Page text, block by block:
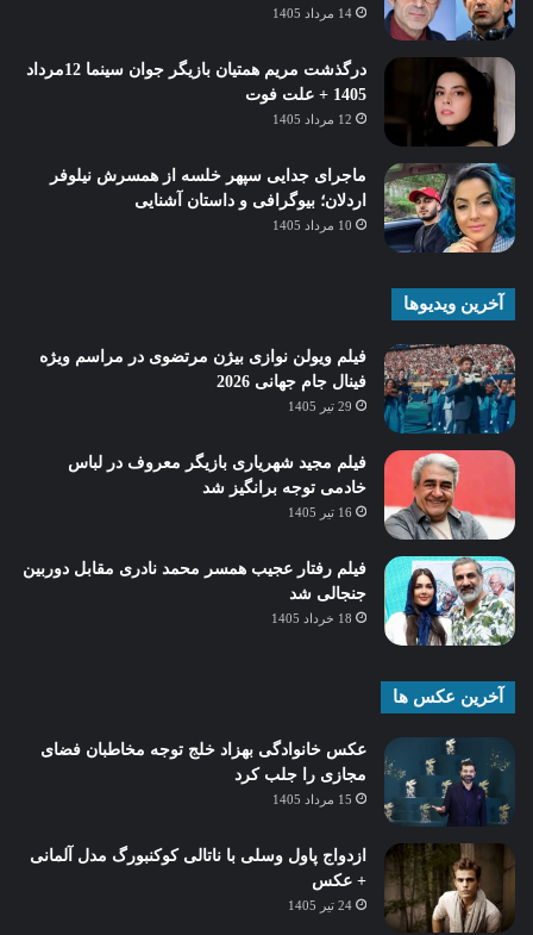
14 مرداد 1405
درگذشت مریم همتیان بازیگر جوان سینما 12مرداد
1405 + علت فوت
12 مرداد 1405
ماجرای جدایی سپهر خلسه از همسرش نیلوفر
اردلان؛ بیوگرافی و داستان آشنایی
10 مرداد 1405
آخرین ویدیوها
فیلم ویولن نوازی بیژن مرتضوی در مراسم ویژه
فینال جام جهانی 2026
29 تیر 1405
فیلم مجید شهریاری بازیگر معروف در لباس
خادمی توجه برانگیز شد
16 تیر 1405
فیلم رفتار عجیب همسر محمد نادری مقابل دوربین
جنجالی شد
18 خرداد 1405
آخرین عکس ها
عکس خانوادگی بهزاد خلج توجه مخاطبان فضای
مجازی را جلب کرد
15 مرداد 1405
ازدواج پاول وسلی با ناتالی کوکنبورگ مدل آلمانی
+ عکس
24 تیر 1405